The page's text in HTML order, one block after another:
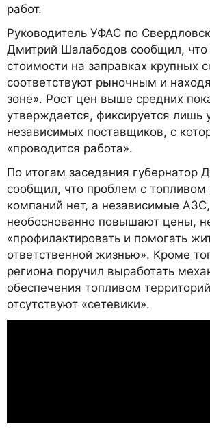
работ.
Руководитель УФАС по
Дмитрий Шалабодов сообщил, что
стоимости на заправках крупных
соответствуют рыночным и
зоне». Рост цен выше средних
утверждается, фиксируется лишь
независимых поставщиков, с
«проводится работа».
По итогам заседания губернатор
сообщил, что проблем с топливом
компаний нет, а независимые
необоснованно повышают цены,
«профилактировать и помогать
ответственной жизнью». Кроме
региона поручил выработать
обеспечения топливом
отсутствуют «сетевики».